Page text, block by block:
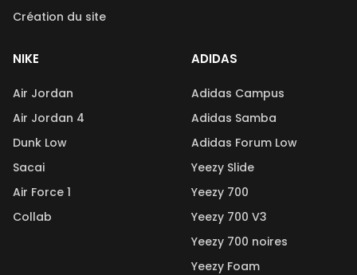
Création du site
NIKE
Air Jordan
Air Jordan 4
Dunk Low
Sacai
Air Force 1
Collab
ADIDAS
Adidas Campus
Adidas Samba
Adidas Forum Low
Yeezy Slide
Yeezy 700
Yeezy 700 V3
Yeezy 700 noires
Yeezy Foam